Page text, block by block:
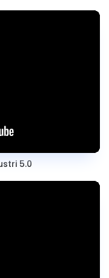
5.0